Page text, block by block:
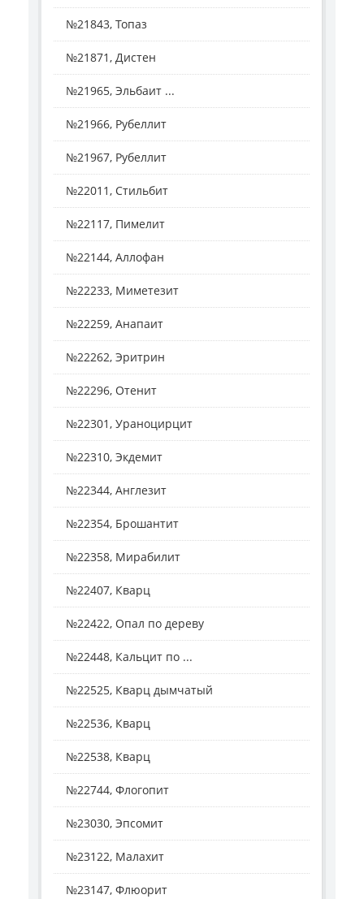
№21843, Топаз
№21871, Дистен
№21965, Эльбаит ...
№21966, Рубеллит
№21967, Рубеллит
№22011, Стильбит
№22117, Пимелит
№22144, Аллофан
№22233, Миметезит
№22259, Анапаит
№22262, Эритрин
№22296, Отенит
№22301, Ураноцирцит
№22310, Экдемит
№22344, Англезит
№22354, Брошантит
№22358, Мирабилит
№22407, Кварц
№22422, Опал по дереву
№22448, Кальцит по ...
№22525, Кварц дымчатый
№22536, Кварц
№22538, Кварц
№22744, Флогопит
№23030, Эпсомит
№23122, Малахит
№23147, Флюорит